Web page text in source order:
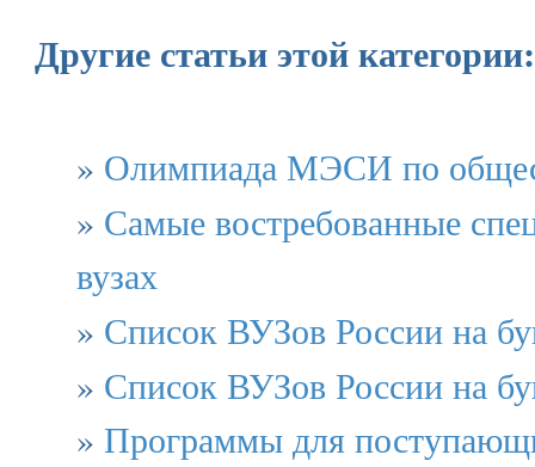
Другие статьи этой категории:
» Олимпиада МЭСИ по
» Самые востребованные
вузах
» Список ВУЗов России на
» Список ВУЗов России на
» Программы для